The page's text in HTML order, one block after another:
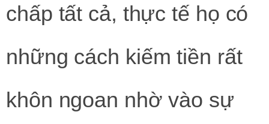
chấp tất cả, thực tế họ có
những cách kiếm tiền rất
khôn ngoan nhờ vào sự